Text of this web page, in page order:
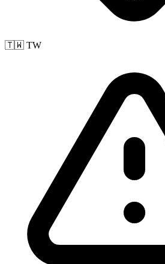
🇹🇼 TW